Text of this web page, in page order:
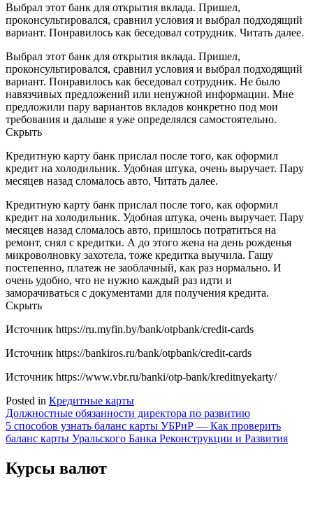
Выбрал этот банк для открытия вклада. Пришел,
проконсультировался, сравнил условия и выбрал подходящий
вариант. Понравилось как беседовал сотрудник. Читать далее.
Выбрал этот банк для открытия вклада. Пришел,
проконсультировался, сравнил условия и выбрал подходящий
вариант. Понравилось как беседовал сотрудник. Не было
навязчивых предложений или ненужной информации. Мне
предложили пару вариантов вкладов конкретно под мои
требования и дальше я уже определялся самостоятельно.
Скрыть
Кредитную карту банк прислал после того, как оформил
кредит на холодильник. Удобная штука, очень выручает. Пару
месяцев назад сломалось авто, Читать далее.
Кредитную карту банк прислал после того, как оформил
кредит на холодильник. Удобная штука, очень выручает. Пару
месяцев назад сломалось авто, пришлось потратиться на
ремонт, снял с кредитки. А до этого жена на день рожденья
микроволновку захотела, тоже кредитка выучила. Гашу
постепенно, платеж не заоблачный, как раз нормально. И
очень удобно, что не нужно каждый раз идти и
заморачиваться с документами для получения кредита.
Скрыть
Источник https://ru.myfin.by/bank/otpbank/credit-cards
Источник https://bankiros.ru/bank/otpbank/credit-cards
Источник https://www.vbr.ru/banki/otp-bank/kreditnyekarty/
Posted in Кредитные карты
Навигация
по
Должностные обязанности директора по развитию
5 способов узнать баланс карты УБРиР — Как проверить
баланс карты Уральского Банка Реконструкции и Развития
Курсы валют